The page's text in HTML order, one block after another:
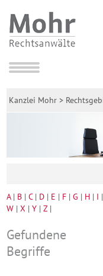
Kanzlei Mohr >
A| B |C| D | E | F |G | H | I
W |X |Y |Z|
Gefundene
Begriffe